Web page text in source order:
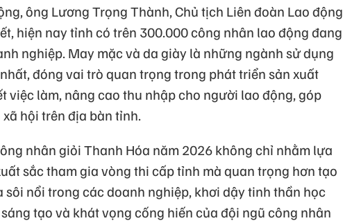
ông Lương Trọng Thành, Chủ tịch Liên đoàn Lao động
hiện nay tỉnh có trên 300.000 công nhân lao động đang
nghiệp. May mặc và da giày là những ngành sử dụng
đóng vai trò quan trọng trong phát triển sản xuất
việc làm, nâng cao thu nhập cho người lao động, góp
hội trên địa bàn tỉnh.
nhân giỏi Thanh Hóa năm 2026 không chỉ nhằm lựa
sắc tham gia vòng thi cấp tỉnh mà quan trọng hơn tạo
sôi nổi trong các doanh nghiệp, khơi dậy tinh thần học
tạo và khát vọng cống hiến của đội ngũ công nhân